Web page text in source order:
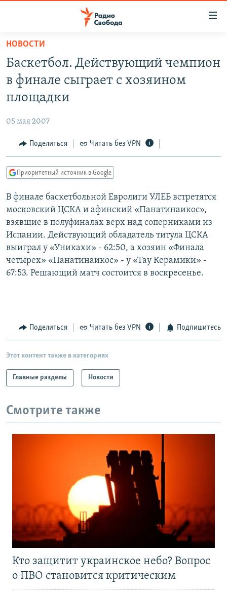
упрощенного
доступа
Вернуться
основному
Вернутся
Вернутся
поиску
ПРОГРАММЫ
ПОДКАСТЫ
АВТОРСКИЕ ПРОЕКТЫ
МНЕНИЯ
КУЛЬТУРА
КАВКАЗ.РЕАЛИИ
СЕВЕР.РЕАЛИИ
СИБИРЬ.РЕАЛИИ
РАСПИСАНИЕ ВЕЩАНИЯ
ПОДПИШИТЕСЬ НА РАССЫЛКУ
НОВОСТИ
Баскетбол. Действующий чемпион
в финале сыграет с хозяином
площадки
05 мая 2007
Поделиться Читать без VPN
Приоритетный источник в Google
В финале баскетбольной Евролиги УЛЕБ встретятся
московский ЦСКА и афинский «Панатинаикос»,
взявшие в полуфиналах верх над соперниками из
Испании. Действующий обладатель титула ЦСКА
выиграл у «Уникахи» - 62:50, а хозяин «Финала
четырех» «Панатинаикос» - у «Тау Керамики» -
67:53. Решающий матч состоится в воскресенье.
Поделиться Читать без VPN Подпишитесь
Этот контент также в категориях
Главные разделы Новости
Смотрите также
Кто защитит украинское небо? Вопрос
о ПВО становится критическим